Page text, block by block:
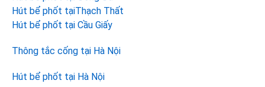
Hút bể phốt tạiThạch Thất
Hút bể phốt tại Cầu Giấy
Thông tắc cống tại Hà Nội
Hút bể phốt tại Hà Nội